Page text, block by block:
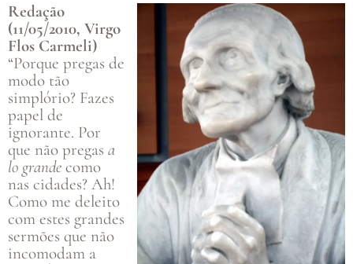
Redação
(11/05/2010, Virgo
Flos Carmeli)
“Porque pregas de
modo tão
simplório? Fazes
papel de
ignorante. Por
que não pregas a
lo grande como
nas cidades? Ah!
Como me deleito
com estes grandes
sermões que não
incomodam a